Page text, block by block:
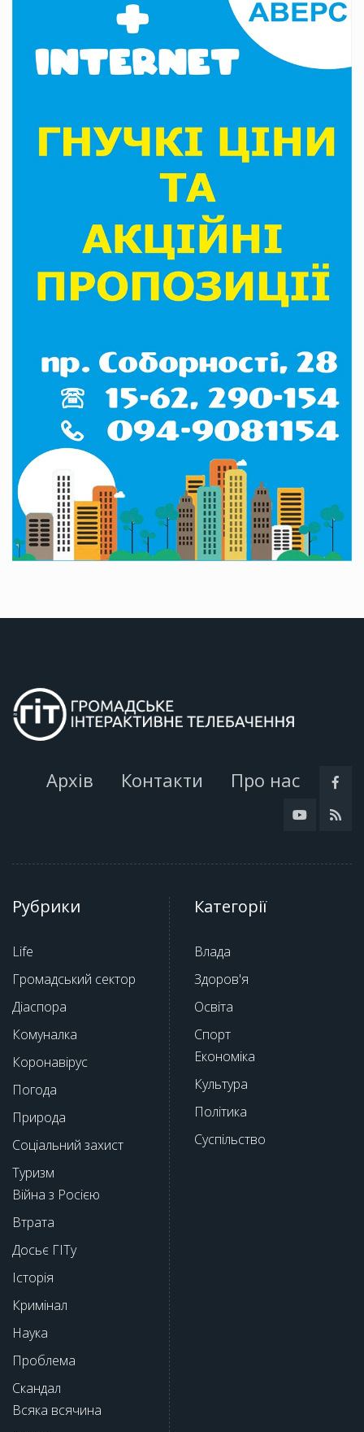
Архів Контакти Про нас
Рубрики
Life
Громадський сектор
Діаспора
Комуналка
Коронавірус
Погода
Природа
Соціальний захист
Туризм
Війна з Росією
Втрата
Досьє ГІТу
Історія
Кримінал
Наука
Проблема
Скандал
Всяка всячина
Категорії
Влада
Здоров'я
Освіта
Спорт
Економіка
Культура
Політика
Суспільство